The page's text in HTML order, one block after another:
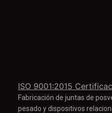
ISO 9001:2015
Fabricación de juntas de
pesado y dispositivos